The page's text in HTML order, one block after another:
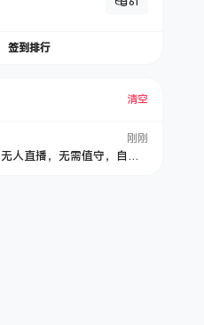
签到排行
清空
刚刚
人直播，无需值守，自动